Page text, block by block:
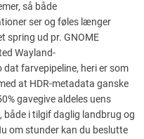
så både
ser og føles længer
spring ud pr. GNOME
Wayland-
farvepipeline, heri er som
at HDR-metadata ganske
gavegive aldeles uens
både i tilgif daglig landbrug og
om stunder kan du beslutte